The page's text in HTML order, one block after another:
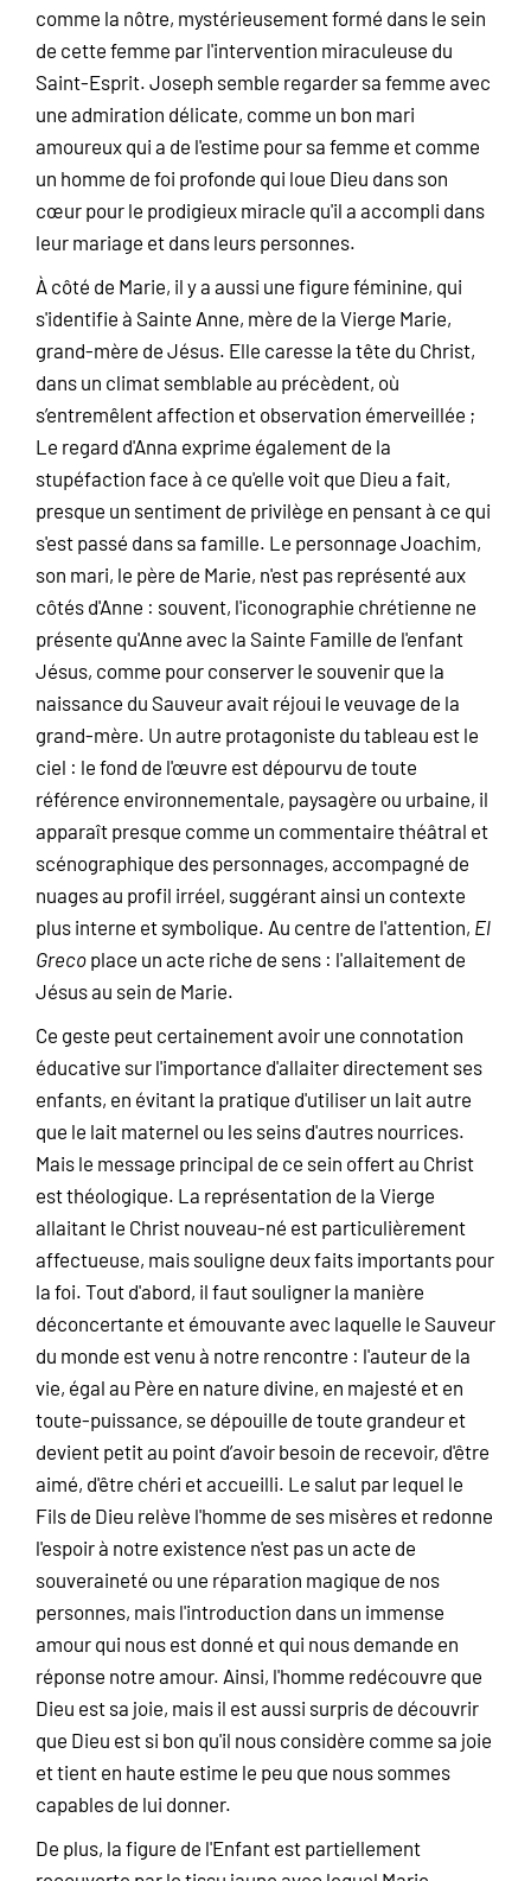
comme la nôtre, mystérieusement formé dans le sein
de cette femme par l'intervention miraculeuse du
Saint-Esprit. Joseph semble regarder sa femme avec
une admiration délicate, comme un bon mari
amoureux qui a de l'estime pour sa femme et comme
un homme de foi profonde qui loue Dieu dans son
cœur pour le prodigieux miracle qu'il a accompli dans
leur mariage et dans leurs personnes.
À côté de Marie, il y a aussi une figure féminine, qui
s'identifie à Sainte Anne, mère de la Vierge Marie,
grand-mère de Jésus. Elle caresse la tête du Christ,
dans un climat semblable au précèdent, où
s’entremêlent affection et observation émerveillée ;
Le regard d'Anna exprime également de la
stupéfaction face à ce qu'elle voit que Dieu a fait,
presque un sentiment de privilège en pensant à ce qui
s'est passé dans sa famille. Le personnage Joachim,
son mari, le père de Marie, n'est pas représenté aux
côtés d'Anne : souvent, l'iconographie chrétienne ne
présente qu'Anne avec la Sainte Famille de l'enfant
Jésus, comme pour conserver le souvenir que la
naissance du Sauveur avait réjoui le veuvage de la
grand-mère. Un autre protagoniste du tableau est le
ciel : le fond de l'œuvre est dépourvu de toute
référence environnementale, paysagère ou urbaine, il
apparaît presque comme un commentaire théâtral et
scénographique des personnages, accompagné de
nuages au profil irréel, suggérant ainsi un contexte
plus interne et symbolique. Au centre de l'attention, El
Grecoplace un acte riche de sens : l'allaitement de
Jésus au sein de Marie.
Ce geste peut certainement avoir une connotation
éducative sur l'importance d'allaiter directement ses
enfants, en évitant la pratique d'utiliser un lait autre
que le lait maternel ou les seins d'autres nourrices.
Mais le message principal de ce sein offert au Christ
est théologique. La représentation de la Vierge
allaitant le Christ nouveau-né est particulièrement
affectueuse, mais souligne deux faits importants pour
la foi. Tout d'abord, il faut souligner la manière
déconcertante et émouvante avec laquelle le Sauveur
du monde est venu à notre rencontre : l'auteur de la
vie, égal au Père en nature divine, en majesté et en
toute-puissance, se dépouille de toute grandeur et
devient petit au point d’avoir besoin de recevoir, d'être
aimé, d'être chéri et accueilli. Le salut par lequel le
Fils de Dieu relève l'homme de ses misères et redonne
l'espoir à notre existence n'est pas un acte de
souveraineté ou une réparation magique de nos
personnes, mais l'introduction dans un immense
amour qui nous est donné et qui nous demande en
réponse notre amour. Ainsi, l'homme redécouvre que
Dieu est sa joie, mais il est aussi surpris de découvrir
que Dieu est si bon qu'il nous considère comme sa joie
et tient en haute estime le peu que nous sommes
capables de lui donner.
De plus, la figure de l'Enfant est partiellement